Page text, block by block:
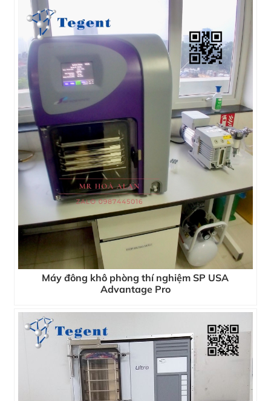
Máy đông khô phòng thí nghiệm SP USA
Advantage Pro